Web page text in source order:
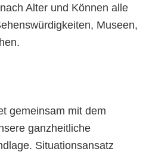
Alter und Können alle
Museen,
gemeinsam mit dem
ganzheitliche
Situationsansatz